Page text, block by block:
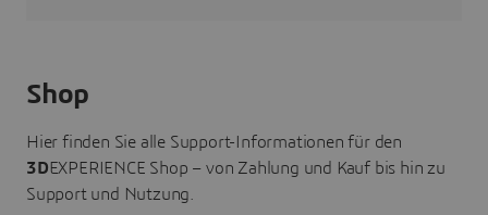
Shop
Hier finden Sie alle Support-Informationen für den
3DEXPERIENCE Shop – von Zahlung und Kauf bis hin zu
Support und Nutzung.